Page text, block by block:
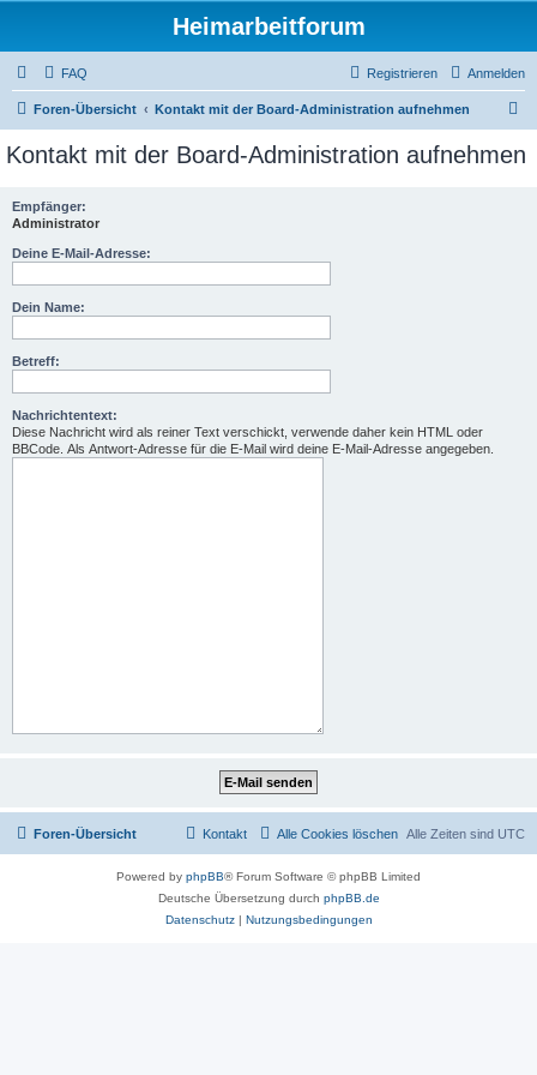
Heimarbeitforum
FAQ Anmelden
Registrieren
Foren-Übersicht Kontakt mit der Board-Administration aufnehmen
c
Kontakt mit der Board-Administration aufnehmen
Empfänger:
Administrator
Deine E-Mail-Adresse:
Dein Name:
Betreff:
Nachrichtentext:
Diese Nachricht wird als reiner Text verschickt, verwende daher kein HTML oder
BBCode. Als Antwort-Adresse für die E-Mail wird deine E-Mail-Adresse angegeben.
Foren-Übersicht Alle Zeiten sind UTC
Alle Cookies löschen
Kontakt
Powered by phpBB® Forum Software © phpBB Limited
Deutsche Übersetzung durch phpBB.de
Datenschutz| Nutzungsbedingungen